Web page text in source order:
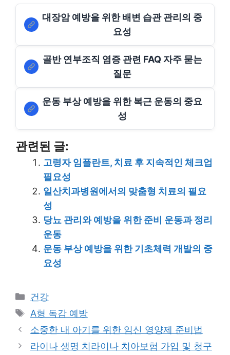
대장암 예방을 위한 배변 습관 관리의 중
요성
골반 연부조직 염증 관련 FAQ 자주 묻는
질문
운동 부상 예방을 위한 복근 운동의 중요
성
관련된 글:
고령자 임플란트, 치료 후 지속적인 체크업
필요성
일산치과병원에서의 맞춤형 치료의 필요
성
당뇨 관리와 예방을 위한 준비 운동과 정리
운동
운동 부상 예방을 위한 기초체력 개발의 중
요성
Categories
건강
Tags
A형 독감 예방
소중한 내 아기를 위한 임신 영양제 준비법
라이나 생명 치라이나 치아보험 가입 및 청구